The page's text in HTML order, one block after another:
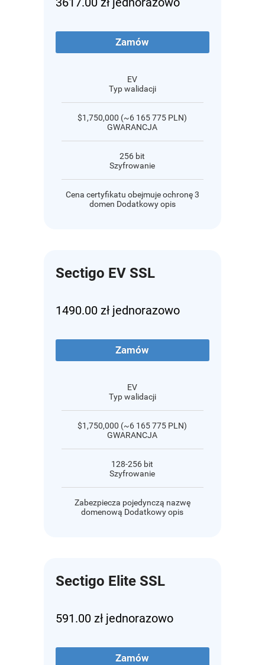
Zamów
EV
Typ walidacji
$1,750,000 (~6 165 775 PLN)
GWARANCJA
256 bit
Szyfrowanie
Cena certyfikatu obejmuje ochronę 3
domen Dodatkowy opis
Sectigo EV SSL
1490.00 zł jednorazowo
Zamów
EV
Typ walidacji
$1,750,000 (~6 165 775 PLN)
GWARANCJA
128-256 bit
Szyfrowanie
Zabezpiecza pojedynczą nazwę
domenową Dodatkowy opis
Sectigo Elite SSL
591.00 zł jednorazowo
Zamów